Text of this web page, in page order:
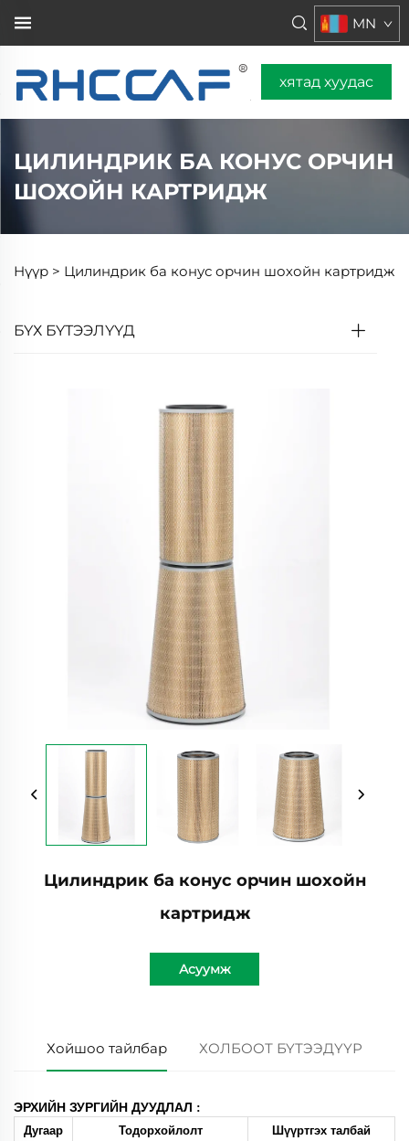
MN
хятад хуудас
ЦИЛИНДРИК БА КОНУС ОРЧИН
ШОХОЙН КАРТРИДЖ
Нүүр > Цилиндрик ба конус орчин шохойн картридж
БҮХ БҮТЭЭЛҮҮД
Цилиндрик ба конус орчин шохойн
картридж
Асуумж
Хойшоо тайлбар ХОЛБООТ БҮТЭЭДҮҮР
ЭРХИЙН ЗУРГИЙН ДУУДЛАЛ :
Дугаар
Тодорхойлолт
Шүүртгэх талбай